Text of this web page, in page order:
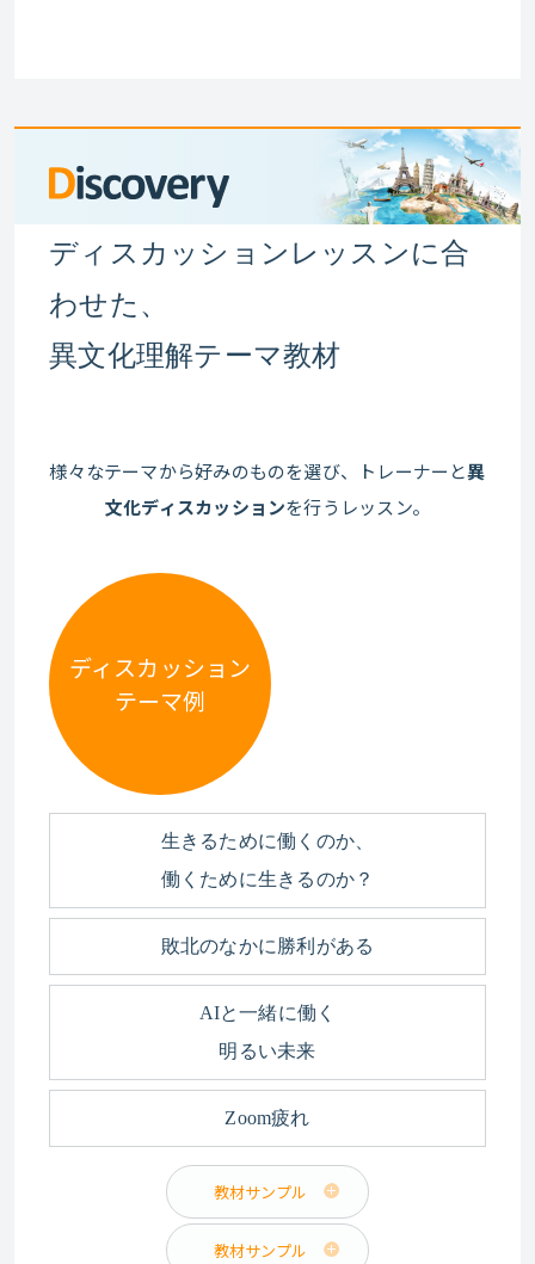
ディスカッションレッスンに合
わせた、
異文化理解テーマ教材
様々なテーマから好みのものを選び、トレーナーと異
文化ディスカッションを行うレッスン。
ディスカッション
テーマ例
生きるために働くのか、
働くために生きるのか？
敗北のなかに勝利がある
AIと一緒に働く
明るい未来
Zoom疲れ
教材サンプル
教材サンプル